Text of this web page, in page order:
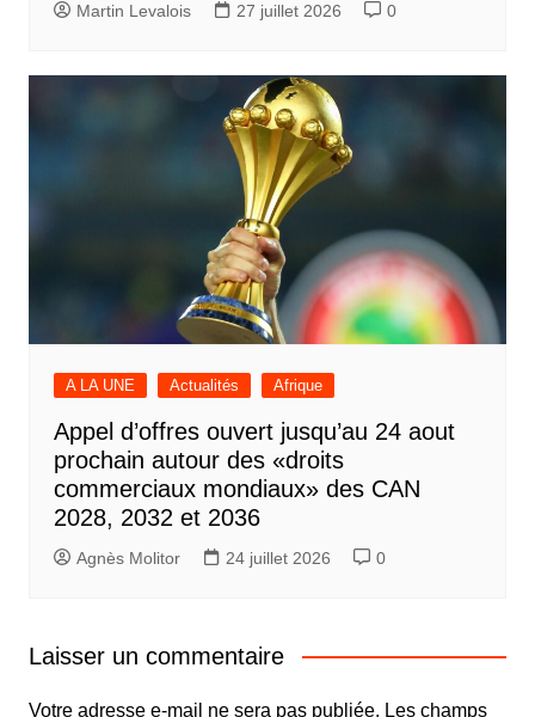
Martin Levalois 27 juillet 2026 0
A LA UNE Actualités Afrique
Appel d’offres ouvert jusqu’au 24 aout
prochain autour des «droits
commerciaux mondiaux» des CAN
2028, 2032 et 2036
Agnès Molitor 24 juillet 2026 0
Laisser un commentaire
Votre adresse e-mail ne sera pas publiée. Les champs